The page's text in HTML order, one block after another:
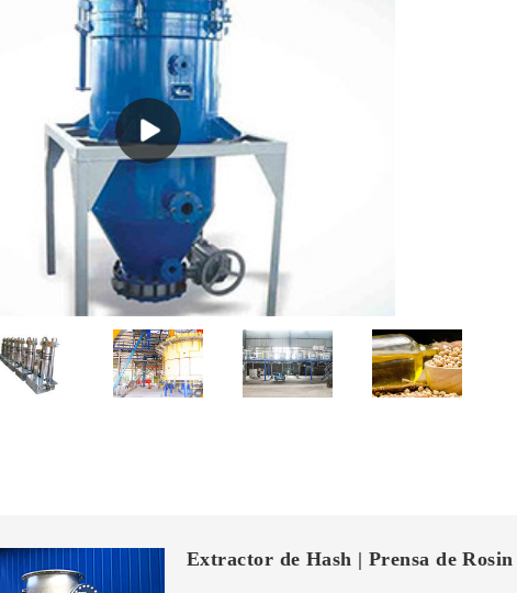
Extractor de Hash | Prensa de